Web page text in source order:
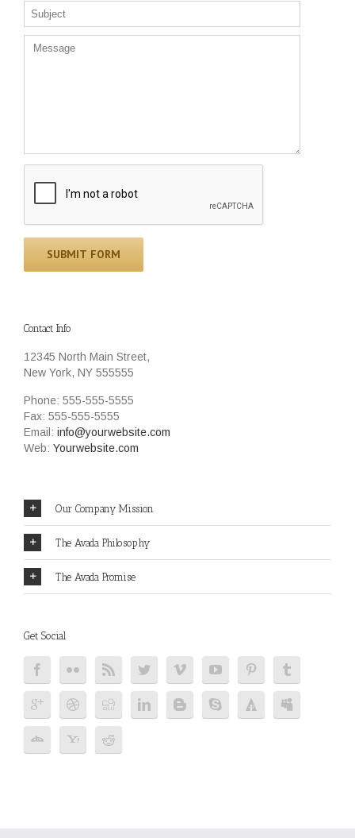
Contact Info
12345 North Main Street,
New York, NY 555555
Phone: 555-555-5555
Fax: 555-555-5555
Email: info@yourwebsite.com
Web: Yourwebsite.com
Our Company Mission
The Avada Philosophy
The Avada Promise
Get Social